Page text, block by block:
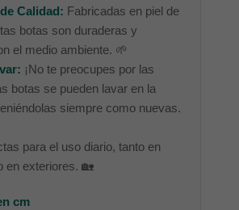
Calidad: Fabricadas en piel de
botas son duraderas y
el medio ambiente. 🌱
¡No te preocupes por las
botas se pueden lavar en la
siempre como nuevas.
para el uso diario, tanto en
en exteriores. 🏡
cm